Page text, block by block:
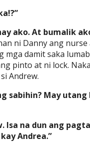
ako. At bumalik
ni Danny ang nurse
mga damit saka
pinto at ni lock.
Andrew.
sabihin? May utang
Isa na dun ang
Andrea.”